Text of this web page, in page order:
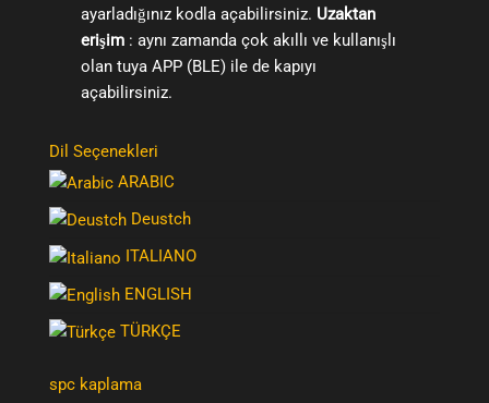
ayarladığınız kodla açabilirsiniz. Uzaktan
erişim: aynı zamanda çok akıllı ve kullanışlı
olan tuya APP (BLE) ile de kapıyı
açabilirsiniz.
Dil Seçenekleri
ARABIC
Deustch
ITALIANO
ENGLISH
TÜRKÇE
spc kaplama